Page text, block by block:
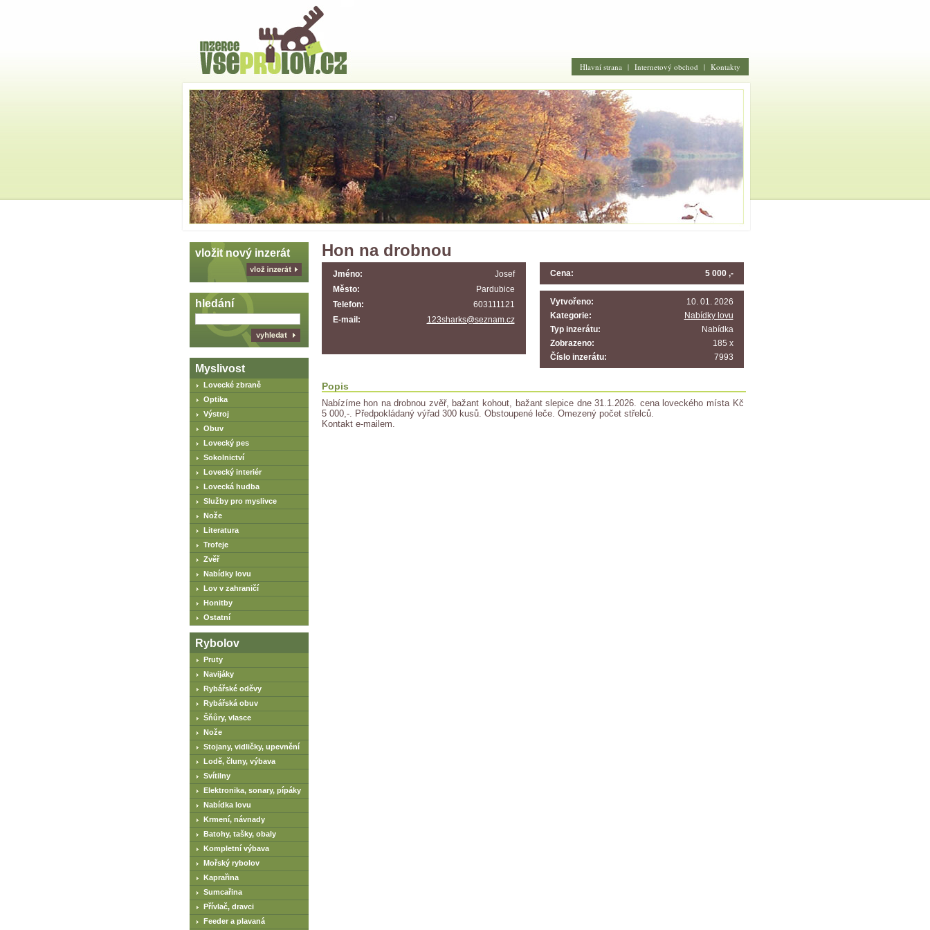
Hon na drobnou
Cena: 5 000 ,-
Jméno:
Josef
Město:
Pardubice
Telefon:
603111121
E-mail:
123sharks@seznam.cz
Vytvořeno:
10. 01. 2026
Kategorie:
Nabídky lovu
Typ inzerátu:
Nabídka
Zobrazeno:
185 x
Číslo inzerátu:
7993
Popis
Nabízíme hon na drobnou zvěř, bažant kohout, bažant slepice dne 31.1.2026. cena loveckého místa Kč
5 000,-. Předpokládaný výřad 300 kusů. Obstoupené leče. Omezený počet střelců.
Kontakt e-mailem.
vložit nový inzerát
vlož
hledání
Myslivost
Lovecké zbraně
Optika
Výstroj
Obuv
Lovecký pes
Sokolnictví
Lovecký interiér
Lovecká hudba
Služby pro myslivce
Nože
Literatura
Trofeje
Zvěř
Nabídky lovu
Lov v zahraničí
Honitby
Ostatní
Rybolov
Pruty
Navijáky
Rybářské oděvy
Rybářská obuv
Šňůry, vlasce
Nože
Stojany, vidličky, upevnění
Lodě, čluny, výbava
Svítilny
Elektronika, sonary, pípáky
Nabídka lovu
Krmení, návnady
Batohy, tašky, obaly
Kompletní výbava
Mořský rybolov
Kaprařina
Sumcařina
Přívlač, dravci
Feeder a plavaná
strana
Skoč
Hlavní strana | Internetový obchod | Kontakty